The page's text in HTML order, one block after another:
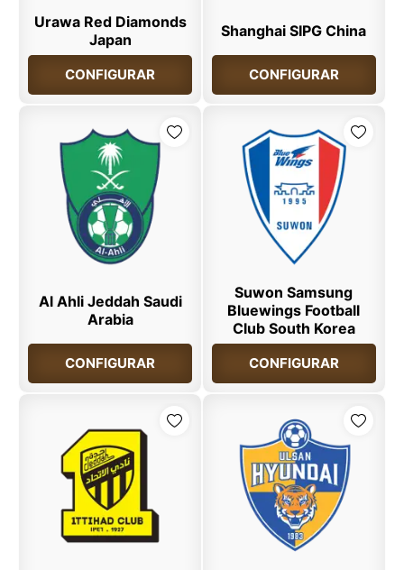
Urawa Red Diamonds
Japan
CONFIGURAR
Shanghai SIPG China
CONFIGURAR
Al Ahli Jeddah Saudi
Arabia
CONFIGURAR
Suwon Samsung
Bluewings Football
Club South Korea
CONFIGURAR